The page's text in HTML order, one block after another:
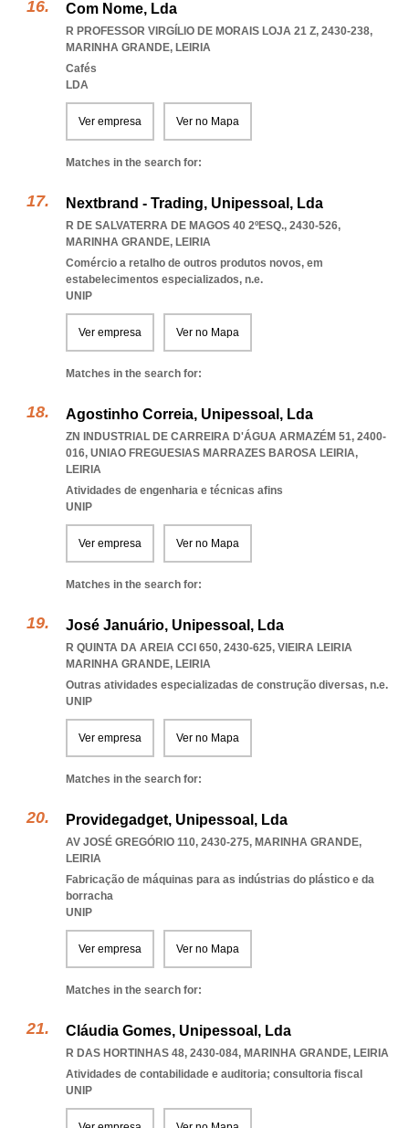
Com Nome, Lda
R PROFESSOR VIRGÍLIO DE MORAIS LOJA 21 Z, 2430-238,
MARINHA GRANDE, LEIRIA
Cafés
LDA
Ver empresa Ver no Mapa
Matches in the search for:
Nextbrand - Trading, Unipessoal, Lda
R DE SALVATERRA DE MAGOS 40 2ºESQ., 2430-526,
MARINHA GRANDE, LEIRIA
Comércio a retalho de outros produtos novos, em
estabelecimentos especializados, n.e.
UNIP
Ver empresa Ver no Mapa
Matches in the search for:
Agostinho Correia, Unipessoal, Lda
ZN INDUSTRIAL DE CARREIRA D'ÁGUA ARMAZÉM 51, 2400-
016, UNIAO FREGUESIAS MARRAZES BAROSA LEIRIA,
LEIRIA
Atividades de engenharia e técnicas afins
UNIP
Ver empresa Ver no Mapa
Matches in the search for:
José Januário, Unipessoal, Lda
R QUINTA DA AREIA CCI 650, 2430-625, VIEIRA LEIRIA
MARINHA GRANDE, LEIRIA
Outras atividades especializadas de construção diversas, n.e.
UNIP
Ver empresa Ver no Mapa
Matches in the search for:
Providegadget, Unipessoal, Lda
AV JOSÉ GREGÓRIO 110, 2430-275, MARINHA GRANDE,
LEIRIA
Fabricação de máquinas para as indústrias do plástico e da
borracha
UNIP
Ver empresa Ver no Mapa
Matches in the search for:
Cláudia Gomes, Unipessoal, Lda
R DAS HORTINHAS 48, 2430-084, MARINHA GRANDE, LEIRIA
Atividades de contabilidade e auditoria; consultoria fiscal
UNIP